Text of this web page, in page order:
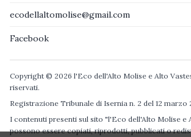
ecodellaltomolise@gmail.com
Facebook
Copyright © 2026 l'Eco dell'Alto Molise e Alto
riservati.
Registrazione Tribunale di Isernia n. 2 del 12 marzo
I contenuti presenti sul sito "l'Eco dell'Alto Molise e
possono essere copiati, riprodotti, pubblicati o